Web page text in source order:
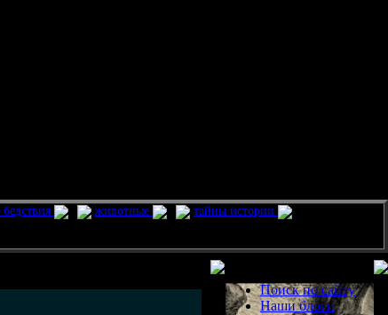
животные
тайны истории
Поиск по сайту
Наши блоги